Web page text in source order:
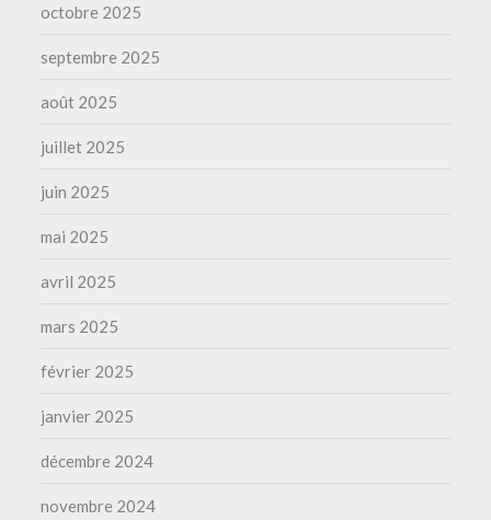
octobre 2025
septembre 2025
août 2025
juillet 2025
juin 2025
mai 2025
avril 2025
mars 2025
février 2025
janvier 2025
décembre 2024
novembre 2024